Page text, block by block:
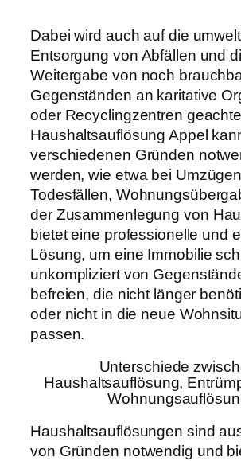
Dabei wird auch auf die
Entsorgung von Abfällen und
Weitergabe von noch
Gegenständen an karitative
oder Recyclingzentren
Haushaltsauflösung Appel
verschiedenen Gründen
werden, wie etwa bei
Todesfällen,
der Zusammenlegung von
bietet eine professionelle und
Lösung, um eine Immobilie
unkompliziert von
befreien, die nicht länger
oder nicht in die neue
passen.
Unterschiede
Haushaltsauflösung,
Haushaltsauflösungen sind
von Gründen notwendig und